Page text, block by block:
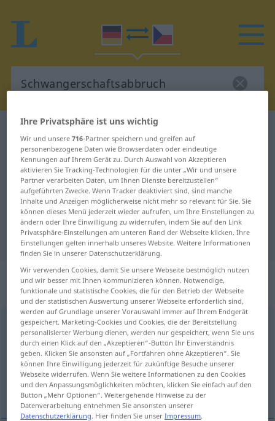
Deutsch-Tschechisch Wörterbuch
Schwangerschaftsabbruch
Deutsch-Tschechisch Übersetzung
für "Schwangerschaftsabbruch"
"Schwangerschaftsabbruch"
Tschechisch Übersetzung
„Schwangerschaftsabbruch“:
maskulin
Schwangerschaftsabbruchm
Übersicht aller Übersetzungen
(Für mehr Details die Übersetzung anklicken/antippen)
interrupce
Ihre Privatsphäre ist uns wichtig
Wir und unsere716-Partner speichern und greifen auf
personenbezogene Daten wie Browserdaten oder eindeutige
Kennungen auf Ihrem Gerät zu. Durch Auswahl von Akzeptieren
aktivieren Sie Tracking-Technologien für die unter „Wir und unsere
Partner verarbeiten Daten, um Ihnen Dienste bereitzustellen“
aufgeführten Zwecke. Wenn Tracker deaktiviert sind, sind manche
Inhalte und Anzeigen möglicherweise nicht mehr so relevant für Sie. Sie
können dieses Menü jederzeit wieder aufrufen, um Ihre Einstellungen zu
ändern oder Ihre Einwilligung zu widerrufen, indem Sie auf den Link
Privatsphäre-Einstellungen am unteren Rand der Webseite klicken. Ihre
Einstellungen gelten innerhalb unseres Website. Weitere Informationen
finden Sie in unserer Datenschutzerklärung.
Wir verwenden Cookies, damit Sie unsere Webseite bestmöglich nutzen
und wir besser mit Ihnen kommunizieren können. Notwendige,
funktionale und statistische Cookies, die für den Betrieb der Webseite
und der statistischen Auswertung unserer Webseite erforderlich sind,
werden auf Grundlage unserer Vorauswahl immer auf Ihrem Endgerät
gespeichert. Marketing-Cookies und Cookies, die der Bereitstellung
personalisierter Werbung dienen, werden nur gespeichert, wenn Sie uns
durch einen Klick auf den „Akzeptieren“-Button Ihr Einverständnis
geben. Klicken Sie ansonsten auf „Fortfahren ohne Akzeptieren“. Sie
können Ihre Einwilligung jederzeit für zukünftige Besuche unserer
Webseite widerrufen. Wenn Sie weitere Informationen zu den Cookies
und den Anpassungsmöglichkeiten möchten, klicken Sie einfach auf den
Button „Mehr Optionen“. Weitergehende Hinweise zu der
Datenverarbeitung entnehmen Sie ansonsten unserer
Datenschutzerklärung. Hier finden Sie unserImpressum.